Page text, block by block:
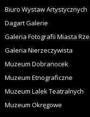
Biuro Wystaw Artystycznych
Dagart Galerie
Galeria Fotografii Miasta
Galeria Nierzeczywista
Muzeum Dobranocek
Muzeum Etnograficzne
Muzeum Lalek Teatralnych
Muzeum Okręgowe